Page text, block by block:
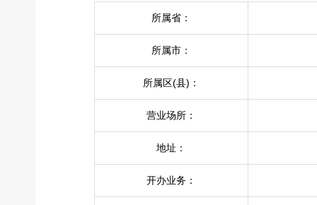
所属省：
所属市：
所属区(县)：
营业场所：
地址：
开办业务：